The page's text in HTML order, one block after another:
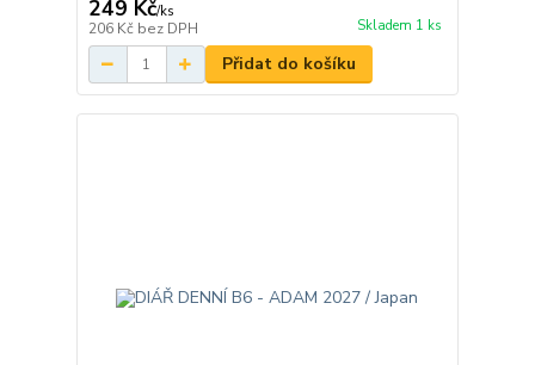
249 Kč/ks
206 Kč bez DPH Skladem 1 ks
Přidat do košíku